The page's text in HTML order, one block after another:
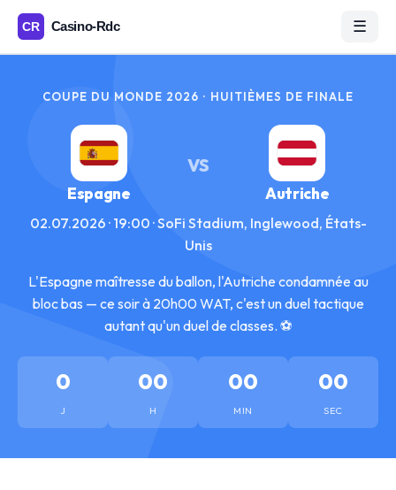
☰
COUPE DU MONDE 2026 · HUITIÈMES DE FINALE
Espagne
VS
Autriche
02.07.2026 · 19:00 · SoFi Stadium, Inglewood, États-
Unis
L'Espagne maîtresse du ballon, l'Autriche condamnée au
bloc bas — ce soir à 20h00 WAT, c'est un duel tactique
autant qu'un duel de classes. ⚽
0
J
00
H
00
MIN
00
SEC